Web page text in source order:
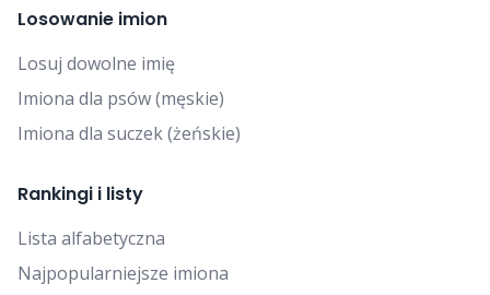
Losowanie imion
Losuj dowolne imię
Imiona dla psów (męskie)
Imiona dla suczek (żeńskie)
Rankingi i listy
Lista alfabetyczna
Najpopularniejsze imiona